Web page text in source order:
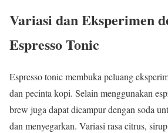
Variasi dan Eksperimen
Espresso Tonic
Espresso tonic membuka peluang
dan pecinta kopi. Selain menggunakan
brew juga dapat dicampur dengan soda
dan menyegarkan. Variasi rasa citrus,